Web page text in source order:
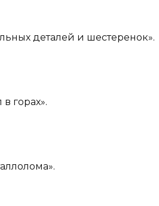
деталей и шестеренок».
горах».